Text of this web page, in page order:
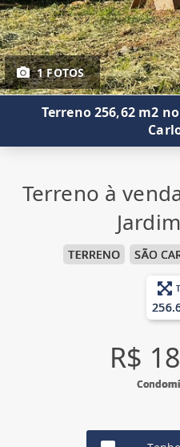
1 FOTOS
Terreno 256,62 m2
Terreno à
TERRENO SÃO
R$